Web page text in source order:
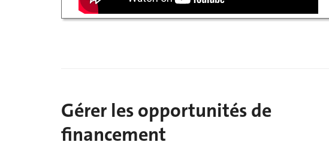
Gérer les opportunités de
financement